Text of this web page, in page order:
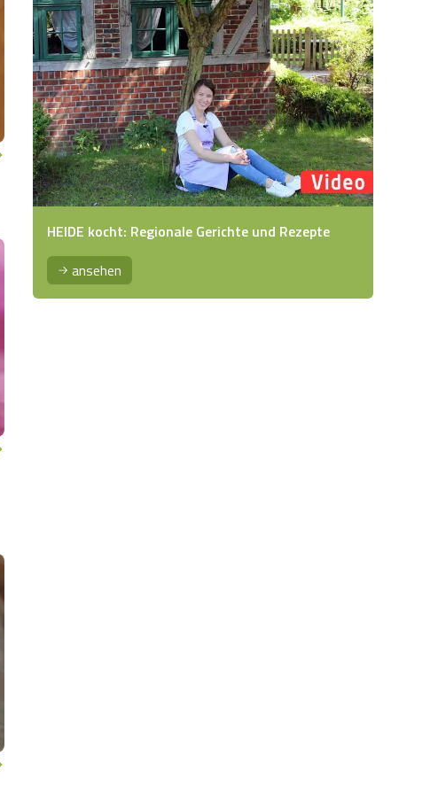
HEIDE kocht: Regionale Gerichte und Rezepte
ansehen